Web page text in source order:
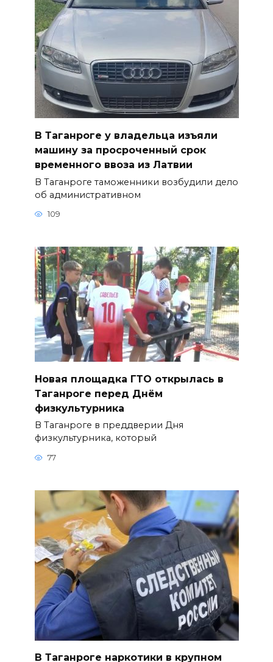
В Таганроге у владельца изъяли
машину за просроченный срок
временного ввоза из Латвии
В Таганроге таможенники возбудили дело
об административном
109
Новая площадка ГТО открылась в
Таганроге перед Днём
физкультурника
В Таганроге в преддверии Дня
физкультурника, который
77
В Таганроге наркотики в крупном